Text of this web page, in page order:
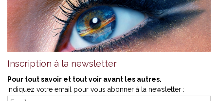
Inscription à la newsletter
Pour tout savoir et tout voir avant les autres.
Indiquez votre email pour vous abonner à la newsletter :